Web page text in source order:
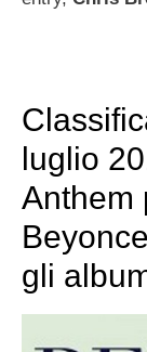
luglio
Anthem
gli